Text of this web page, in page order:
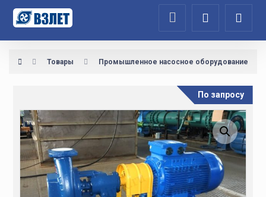
Товары Промышленное насосное оборудование
Увеличить изображение
По запросу